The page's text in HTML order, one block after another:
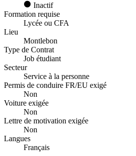
Inactif
Formation requise
Lycée ou CFA
Lieu
Montlebon
Type de Contrat
Job étudiant
Secteur
Service à la personne
Permis de conduire FR/EU exigé
Non
Voiture exigée
Non
Lettre de motivation exigée
Non
Langues
Français